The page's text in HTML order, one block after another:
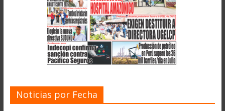
Noticias por Fecha